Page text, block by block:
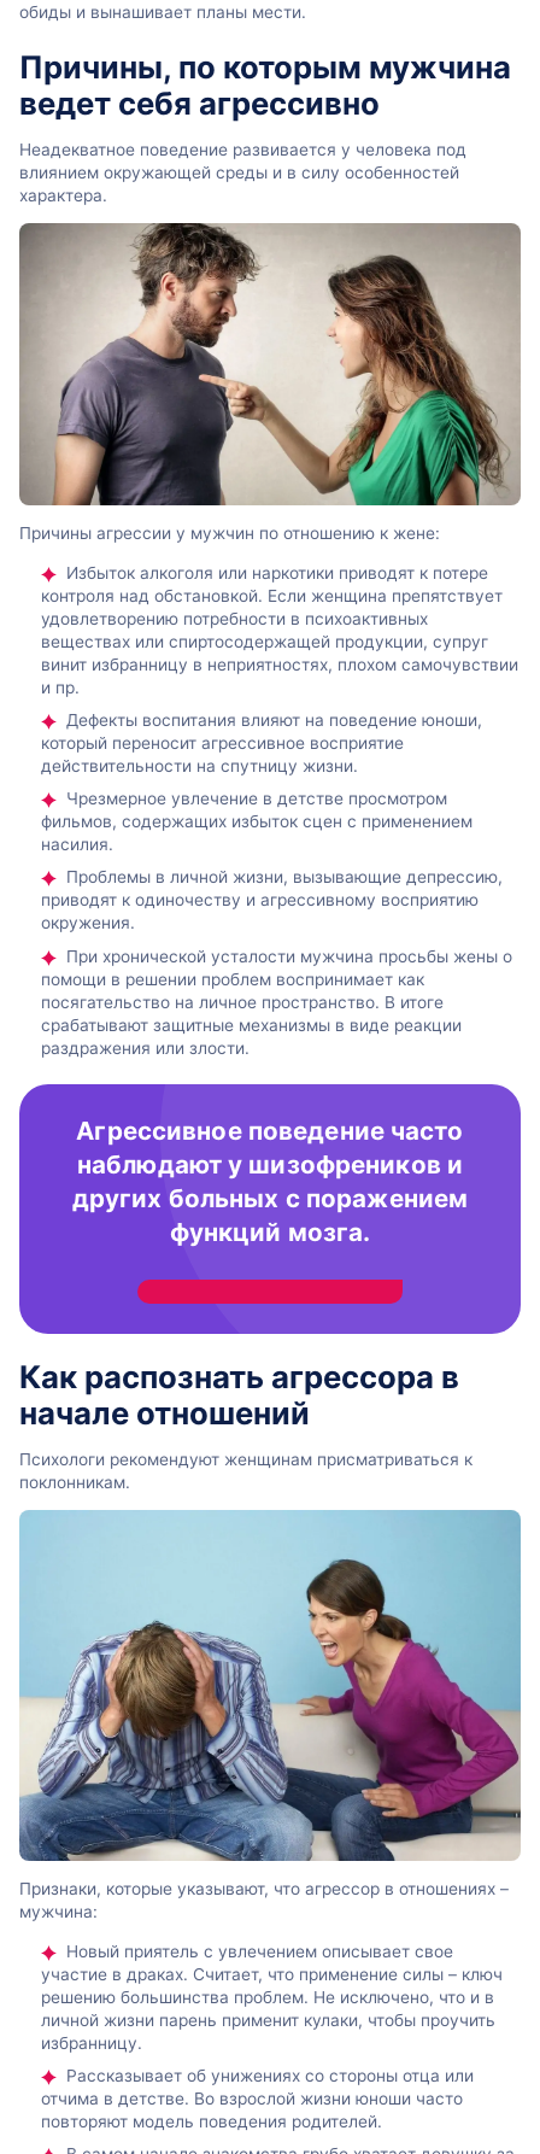
обиды и вынашивает планы мести.
Причины, по которым мужчина
ведет себя агрессивно
Неадекватное поведение развивается у человека под
влиянием окружающей среды и в силу особенностей
характера.
Причины агрессии у мужчин по отношению к жене:
Избыток алкоголя или наркотики приводят к потере
контроля над обстановкой. Если женщина препятствует
удовлетворению потребности в психоактивных
веществах или спиртосодержащей продукции, супруг
винит избранницу в неприятностях, плохом самочувствии
и пр.
Дефекты воспитания влияют на поведение юноши,
который переносит агрессивное восприятие
действительности на спутницу жизни.
Чрезмерное увлечение в детстве просмотром
фильмов, содержащих избыток сцен с применением
насилия.
Проблемы в личной жизни, вызывающие депрессию,
приводят к одиночеству и агрессивному восприятию
окружения.
При хронической усталости мужчина просьбы жены о
помощи в решении проблем воспринимает как
посягательство на личное пространство. В итоге
срабатывают защитные механизмы в виде реакции
раздражения или злости.
Агрессивное поведение часто
наблюдают у шизофреников и
других больных с поражением
функций мозга.
Как распознать агрессора в
начале отношений
Психологи рекомендуют женщинам присматриваться к
поклонникам.
Признаки, которые указывают, что агрессор в отношениях –
мужчина:
Новый приятель с увлечением описывает свое
участие в драках. Считает, что применение силы – ключ
решению большинства проблем. Не исключено, что и в
личной жизни парень применит кулаки, чтобы проучить
избранницу.
Рассказывает об унижениях со стороны отца или
отчима в детстве. Во взрослой жизни юноши часто
повторяют модель поведения родителей.